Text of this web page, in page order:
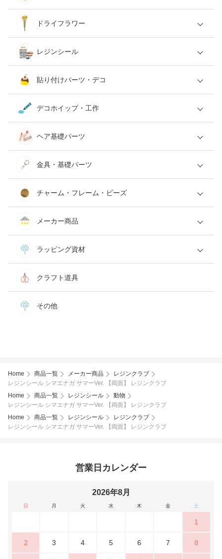
ドライフラワー
レジンシール
貼り付けパーツ・デコ
デコホイップ・工作
ヘア基礎パーツ
金具・基礎パーツ
チャーム・フレーム・ビーズ
メーカー商品
ラッピング資材
クラフト道具
その他
Home 商品一覧 メーカー商品
レジンクラブ
レジンシール シマエナガ サマーVer. 【両面】 レジンクラブ
Home
商品一覧 レジンシール
動物
レジンシール シマエナガ サマーVer. 【両面】 レジンクラブ
Home
商品一覧 レジンシール
レジンクラブ
レジンシール シマエナガ サマーVer. 【両面】 レジンクラブ
営業日カレンダー
2026年8月
日 月 火 水 木 金 土
1
2 3 4 5 6 7 8